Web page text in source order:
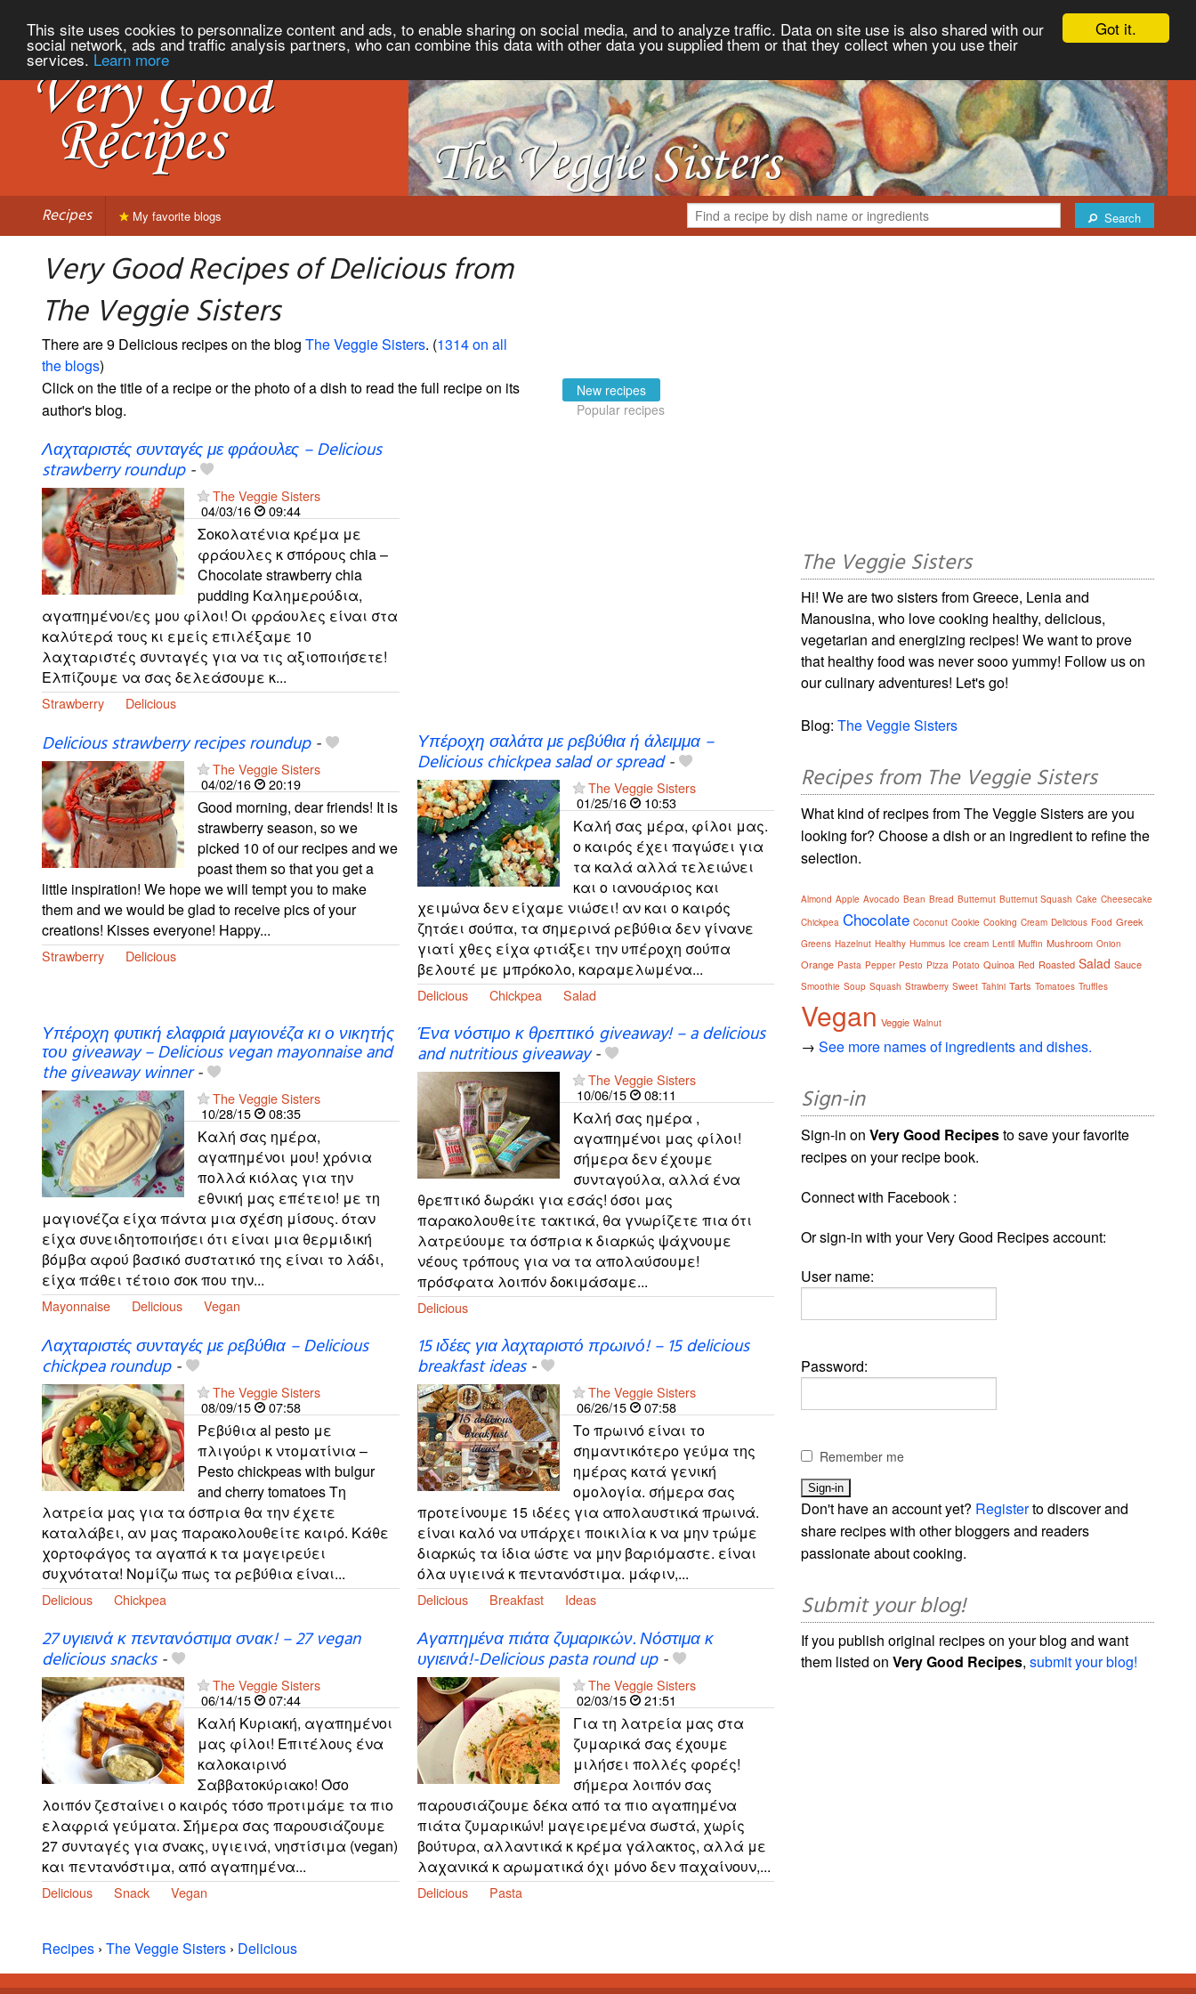
Got it.
This site uses cookies to personnalize content and ads, to enable sharing on social media, and to analyze traffic. Data on site use is also shared with our
social network, ads and traffic analysis partners, who can combine this data with other data you supplied them or that they collect when you use their
services. Learn more
Recipes Search
My favorite blogs
Very Good Recipes of Delicious from
The Veggie Sisters
There are 9 Delicious recipes on the blog The Veggie Sisters. (1314 on all
the blogs)
Click on the title of a recipe or the photo of a dish to read the full recipe on its
author's blog.
New recipes
Popular recipes
Λαχταριστές συνταγές με φράουλες – Delicious
strawberry roundup-
The Veggie Sisters
04/03/16
09:44
Σοκολατένια κρέμα με
φράουλες κ σπόρους chia –
Chocolate strawberry chia
pudding Καλημερούδια,
αγαπημένοι/ες μου φίλοι! Οι φράουλες είναι στα
καλύτερά τους κι εμείς επιλέξαμε 10
λαχταριστές συνταγές για να τις αξιοποιήσετε!
Ελπίζουμε να σας δελεάσουμε κ...
Strawberry Delicious
Delicious strawberry recipes roundup-
The Veggie Sisters
04/02/16
20:19
Good morning, dear friends! It is
strawberry season, so we
picked 10 of our recipes and we
poast them so that you get a
little inspiration! We hope we will tempt you to make
them and we would be glad to receive pics of your
creations! Kisses everyone! Happy...
Strawberry Delicious
Υπέροχη σαλάτα με ρεβύθια ή άλειμμα –
Delicious chickpea salad or spread-
The Veggie Sisters
01/25/16
10:53
Καλή σας μέρα, φίλοι μας.
ο καιρός έχει παγώσει για
τα καλά αλλά τελειώνει
και ο ιανουάριος και
χειμώνα δεν είχαμε νιώσει! αν και ο καιρός
ζητάει σούπα, τα σημερινά ρεβύθια δεν γίνανε
γιατί χθες είχα φτιάξει την υπέροχη σούπα
βελουτέ με μπρόκολο, καραμελωμένα...
Delicious Chickpea Salad
Υπέροχη φυτική ελαφριά μαγιονέζα κι ο νικητής
του giveaway – Delicious vegan mayonnaise and
the giveaway winner-
The Veggie Sisters
10/28/15
08:35
Καλή σας ημέρα,
αγαπημένοι μου! χρόνια
πολλά κιόλας για την
εθνική μας επέτειο! με τη
μαγιονέζα είχα πάντα μια σχέση μίσους. όταν
είχα συνειδητοποιήσει ότι είναι μια θερμιδική
βόμβα αφού βασικό συστατικό της είναι το λάδι,
είχα πάθει τέτοιο σοκ που την...
Mayonnaise Delicious Vegan
Ένα νόστιμο κ θρεπτικό giveaway! – a delicious
and nutritious giveaway-
The Veggie Sisters
10/06/15
08:11
Καλή σας ημέρα ,
αγαπημένοι μας φίλοι!
σήμερα δεν έχουμε
συνταγούλα, αλλά ένα
θρεπτικό δωράκι για εσάς! όσοι μας
παρακολουθείτε τακτικά, θα γνωρίζετε πια ότι
λατρεύουμε τα όσπρια κ διαρκώς ψάχνουμε
νέους τρόπους για να τα απολαύσουμε!
πρόσφατα λοιπόν δοκιμάσαμε...
Delicious
Λαχταριστές συνταγές με ρεβύθια – Delicious
chickpea roundup-
The Veggie Sisters
08/09/15
07:58
Ρεβύθια al pesto με
πλιγούρι κ ντοματίνια –
Pesto chickpeas with bulgur
and cherry tomatoes Τη
λατρεία μας για τα όσπρια θα την έχετε
καταλάβει, αν μας παρακολουθείτε καιρό. Κάθε
χορτοφάγος τα αγαπά κ τα μαγειρεύει
συχνότατα! Νομίζω πως τα ρεβύθια είναι...
Delicious Chickpea
15 ιδέες για λαχταριστό πρωινό! – 15 delicious
breakfast ideas-
The Veggie Sisters
06/26/15
07:58
Το πρωινό είναι το
σημαντικότερο γεύμα της
ημέρας κατά γενική
ομολογία. σήμερα σας
προτείνουμε 15 ιδέες για απολαυστικά πρωινά.
είναι καλό να υπάρχει ποικιλία κ να μην τρώμε
διαρκώς τα ίδια ώστε να μην βαριόμαστε. είναι
όλα υγιεινά κ πεντανόστιμα. μάφιν,...
Delicious Breakfast Ideas
27 υγιεινά κ πεντανόστιμα σνακ! – 27 vegan
delicious snacks-
The Veggie Sisters
06/14/15
07:44
Καλή Κυριακή, αγαπημένοι
μας φίλοι! Επιτέλους ένα
καλοκαιρινό
Σαββατοκύριακο! Όσο
λοιπόν ζεσταίνει ο καιρός τόσο προτιμάμε τα πιο
ελαφριά γεύματα. Σήμερα σας παρουσιάζουμε
27 συνταγές για σνακς, υγιεινά, νηστίσιμα (vegan)
και πεντανόστιμα, από αγαπημένα...
Delicious Snack Vegan
Αγαπημένα πιάτα ζυμαρικών. Νόστιμα κ
υγιεινά!-Delicious pasta round up-
The Veggie Sisters
02/03/15
21:51
Για τη λατρεία μας στα
ζυμαρικά σας έχουμε
μιλήσει πολλές φορές!
σήμερα λοιπόν σας
παρουσιάζουμε δέκα από τα πιο αγαπημένα
πιάτα ζυμαρικών! μαγειρεμένα σωστά, χωρίς
βούτυρα, αλλαντικά κ κρέμα γάλακτος, αλλά με
λαχανικά κ αρωματικά όχι μόνο δεν παχαίνουν,...
Delicious Pasta
Recipes › The Veggie Sisters › Delicious
The Veggie Sisters
Hi! We are two sisters from Greece, Lenia and
Manousina, who love cooking healthy, delicious,
vegetarian and energizing recipes! We want to prove
that healthy food was never sooo yummy! Follow us on
our culinary adventures! Let's go!
Blog:The Veggie Sisters
Recipes from The Veggie Sisters
What kind of recipes from The Veggie Sisters are you
looking for? Choose a dish or an ingredient to refine the
selection.
Almond Apple Avocado Bean Bread Butternut Butternut Squash Cake Cheesecake
Chickpea Chocolate Coconut Cookie Cooking Cream Delicious Food Greek
Greens Hazelnut Healthy Hummus Ice cream Lentil Muffin Mushroom Onion
Orange Pasta Pepper Pesto Pizza Potato Quinoa Red Roasted Salad Sauce
Smoothie Soup Squash Strawberry Sweet Tahini Tarts Tomatoes Truffles
Vegan Veggie Walnut
→See more names of ingredients and dishes.
Sign-in
Sign-in onVery Good Recipesto save your favorite
recipes on your recipe book.
Connect with Facebook :
Or sign-in with your Very Good Recipes account:
User name:
Password:
Remember me
Don't have an account yet? Registerto discover and
share recipes with other bloggers and readers
passionate about cooking.
Submit your blog!
If you publish original recipes on your blog and want
them listed onVery Good Recipes,submit your blog!